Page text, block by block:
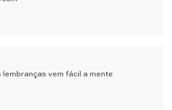
vem fácil a mente